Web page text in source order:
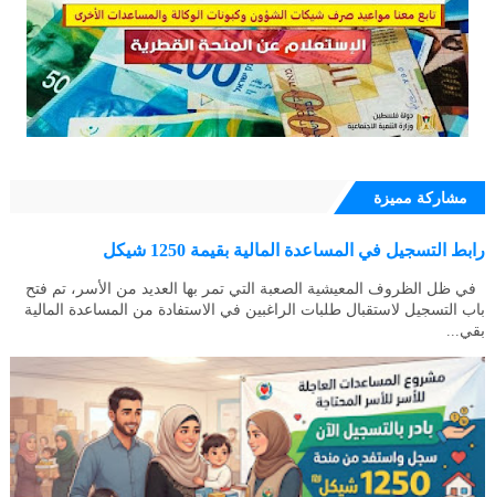
مشاركة مميزة
رابط التسجيل في المساعدة المالية بقيمة 1250 شيكل
في ظل الظروف المعيشية الصعبة التي تمر بها العديد من الأسر، تم فتح
باب التسجيل لاستقبال طلبات الراغبين في الاستفادة من المساعدة المالية
بقي...